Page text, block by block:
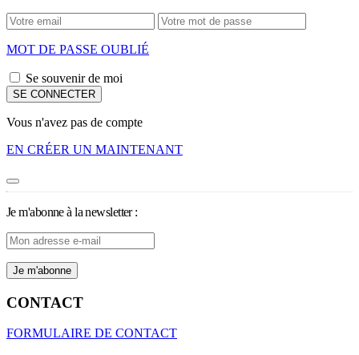
MOT DE PASSE OUBLIÉ
Se souvenir de moi
Vous n'avez pas de compte
EN CRÉER UN MAINTENANT
Je m'abonne à la newsletter :
CONTACT
FORMULAIRE DE CONTACT